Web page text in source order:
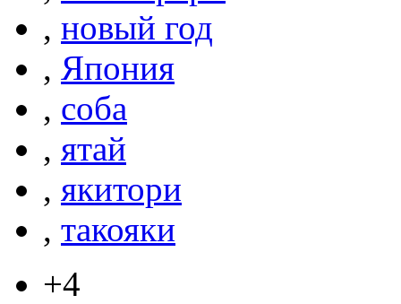
, новый год
, Япония
, соба
, ятай
, якитори
, такояки
+4